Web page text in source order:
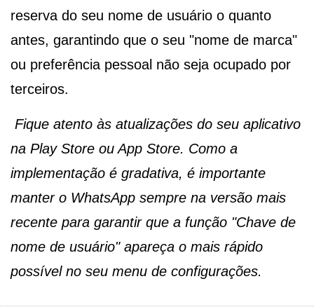
reserva do seu nome de usuário o quanto
antes, garantindo que o seu "nome de marca"
ou preferência pessoal não seja ocupado por
terceiros.
Fique atento às atualizações do seu aplicativo
na Play Store ou App Store. Como a
implementação é gradativa, é importante
manter o WhatsApp sempre na versão mais
recente para garantir que a função "Chave de
nome de usuário" apareça o mais rápido
possível no seu menu de configurações.